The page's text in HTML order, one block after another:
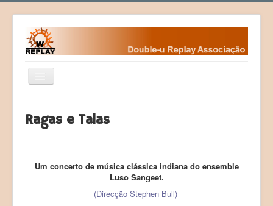
Ativar/Desativar
navegação
Fundamentos
Contactos da WR
Ragas e Talas
Um concerto de música clássica indiana do ensemble
Luso Sangeet.
(Direcção Stephen Bull)